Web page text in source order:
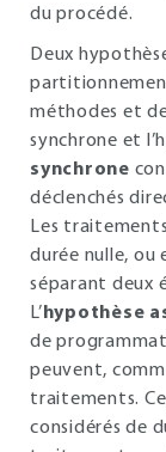
du procédé.
Deux
méthodes et
synchrone et
synchrone
déclenchés
Les
durée nulle, ou
séparant deux
L’ hypothèse
de
peuvent,
traitements.
considérés de